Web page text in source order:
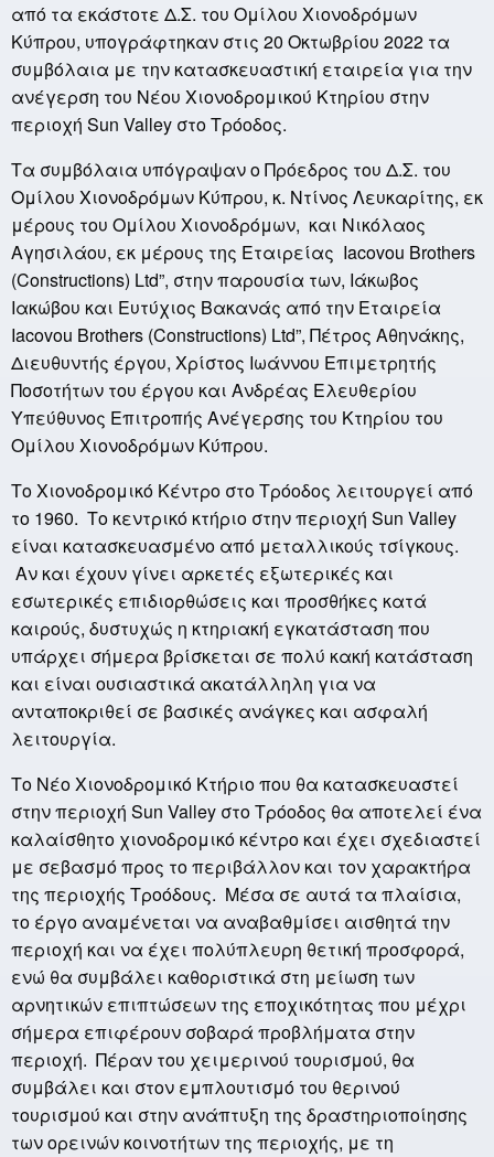
από τα εκάστοτε Δ.Σ. του Ομίλου Χιονοδρόμων
Κύπρου, υπογράφτηκαν στις 20 Οκτωβρίου 2022 τα
συμβόλαια με την κατασκευαστική εταιρεία για την
ανέγερση του Νέου Χιονοδρομικού Κτηρίου στην
περιοχή Sun Valley στο Τρόοδος.
Τα συμβόλαια υπόγραψαν o Πρόεδρος του Δ.Σ. του
Ομίλου Χιονοδρόμων Κύπρου, κ. Ντίνος Λευκαρίτης, εκ
μέρους του Ομίλου Χιονοδρόμων, και Νικόλαος
Αγησιλάου, εκ μέρους της Εταιρείας Iacovou Brothers
(Constructions) Ltd”, στην παρουσία των, Ιάκωβος
Ιακώβου και Ευτύχιος Βακανάς από την Εταιρεία
Iacovou Brothers (Constructions) Ltd”, Πέτρος Αθηνάκης,
Διευθυντής έργου, Χρίστος Ιωάννου Επιμετρητής
Ποσοτήτων του έργου και Ανδρέας Ελευθερίου
Υπεύθυνος Επιτροπής Ανέγερσης του Κτηρίου του
Ομίλου Xιονοδρόμων Κύπρου.
Το Χιονοδρομικό Κέντρο στο Τρόοδος λειτουργεί από
το 1960. Το κεντρικό κτήριο στην περιοχή Sun Valley
είναι κατασκευασμένο από μεταλλικούς τσίγκους.
Αν και έχουν γίνει αρκετές εξωτερικές και
εσωτερικές επιδιορθώσεις και προσθήκες κατά
καιρούς, δυστυχώς η κτηριακή εγκατάσταση που
υπάρχει σήμερα βρίσκεται σε πολύ κακή κατάσταση
και είναι ουσιαστικά ακατάλληλη για να
ανταποκριθεί σε βασικές ανάγκες και ασφαλή
λειτουργία.
Το Νέο Χιονοδρομικό Κτήριο που θα κατασκευαστεί
στην περιοχή Sun Valley στο Τρόοδος θα αποτελεί ένα
καλαίσθητο χιονοδρομικό κέντρο και έχει σχεδιαστεί
με σεβασμό προς το περιβάλλον και τον χαρακτήρα
της περιοχής Τροόδους. Μέσα σε αυτά τα πλαίσια,
το έργο αναμένεται να αναβαθμίσει αισθητά την
περιοχή και να έχει πολύπλευρη θετική προσφορά,
ενώ θα συμβάλει καθοριστικά στη μείωση των
αρνητικών επιπτώσεων της εποχικότητας που μέχρι
σήμερα επιφέρουν σοβαρά προβλήματα στην
περιοχή. Πέραν του χειμερινού τουρισμού, θα
συμβάλει και στον εμπλουτισμό του θερινού
τουρισμού και στην ανάπτυξη της δραστηριοποίησης
των ορεινών κοινοτήτων της περιοχής, με τη